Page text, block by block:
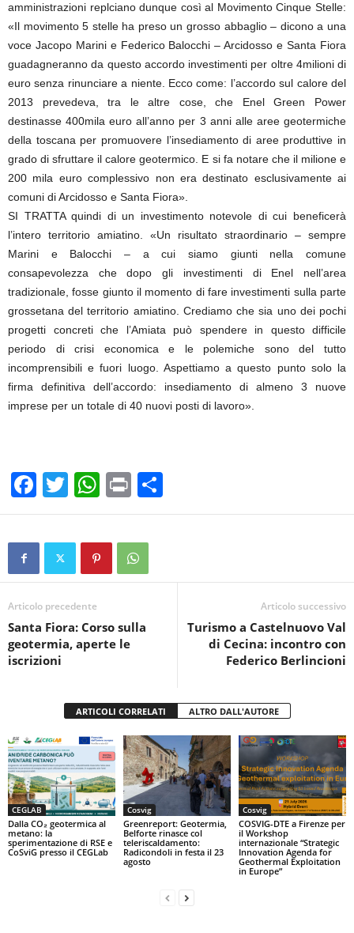
amministrazioni replciano dunque così al Movimento Cinque Stelle:
«Il movimento 5 stelle ha preso un grosso abbaglio – dicono a una
voce Jacopo Marini e Federico Balocchi – Arcidosso e Santa Fiora
guadagneranno da questo accordo investimenti per oltre 4milioni di
euro senza rinunciare a niente. Ecco come: l’accordo sul calore del
2013 prevedeva, tra le altre cose, che Enel Green Power
destinasse 400mila euro all’anno per 3 anni alle aree geotermiche
della toscana per promuovere l’insediamento di aree produttive in
grado di sfruttare il calore geotermico. E si fa notare che il milione e
200 mila euro complessivo non era destinato esclusivamente ai
comuni di Arcidosso e Santa Fiora».
SI TRATTA quindi di un investimento notevole di cui beneficerà
l’intero territorio amiatino. «Un risultato straordinario – sempre
Marini e Balocchi – a cui siamo giunti nella comune
consapevolezza che dopo gli investimenti di Enel nell’area
tradizionale, fosse giunto il momento di fare investimenti sulla parte
grossetana del territorio amiatino. Crediamo che sia uno dei pochi
progetti concreti che l’Amiata può spendere in questo difficile
periodo di crisi economica e le polemiche sono del tutto
incomprensibili e fuori luogo. Aspettiamo a questo punto solo la
firma definitiva dell’accordo: insediamento di almeno 3 nuove
imprese per un totale di 40 nuovi posti di lavoro».
F
a
c
b
o
o
k
T
wi
tt
W
h
at
s
A
p
Pr
in
t
o
vi
Articolo precedente
Santa Fiora: Corso sulla
geotermia, aperte le
iscrizioni
Articolo successivo
Turismo a Castelnuovo Val
di Cecina: incontro con
Federico Berlincioni
ARTICOLI CORRELATI ALTRO DALL'AUTORE
CEGLAB
Dalla CO₂ geotermica al
metano: la
sperimentazione di RSE e
CoSviG presso il CEGLab
Cosvig
Greenreport: Geotermia,
Belforte rinasce col
teleriscaldamento:
Radicondoli in festa il 23
agosto
Cosvig
COSVIG-DTE a Firenze per
il Workshop
internazionale “Strategic
Innovation Agenda for
Geothermal Exploitation
in Europe”